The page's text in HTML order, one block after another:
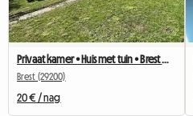
Brest (29200)
20 € / nag